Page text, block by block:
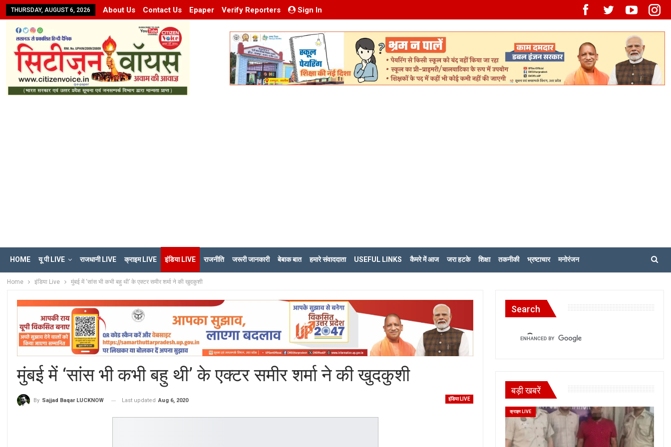
THURSDAY, AUGUST 6, 2026 About Us Contact Us Epaper Verify Reporters Sign In
HOME यू पी LIVE राजधानी LIVE क्राइम LIVE इंडिया LIVE राजनीति जरूरी जानकारी बेबाक बात हमारे संवाददाता USEFUL LINKS कैमरे में आज जरा हटके शिक्षा तकनीकी भ्रष्टाचार मनोरंजन
Home इंडिया Live मुंबई में ‘सांस भी कभी बहु थी’ के एक्टर समीर शर्मा ने की खुदकुशी
मुंबई में ‘सांस भी कभी बहु थी’ के एक्टर समीर शर्मा ने की खुदकुशी
इंडिया LIVE
By Sajjad Baqar LUCKNOW Last updated Aug 6, 2020
Search
बड़ी खबरें
क्राइम LIVE